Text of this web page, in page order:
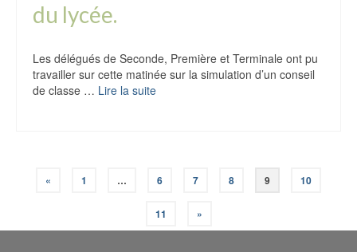
du lycée.
Les délégués de Seconde, Première et Terminale ont pu
travailler sur cette matinée sur la simulation d’un conseil
de classe … Lire la suite
« 1 … 6 7 8 9 10
11 »